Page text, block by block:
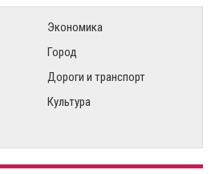
Экономика
Город
Дороги и транспорт
Культура